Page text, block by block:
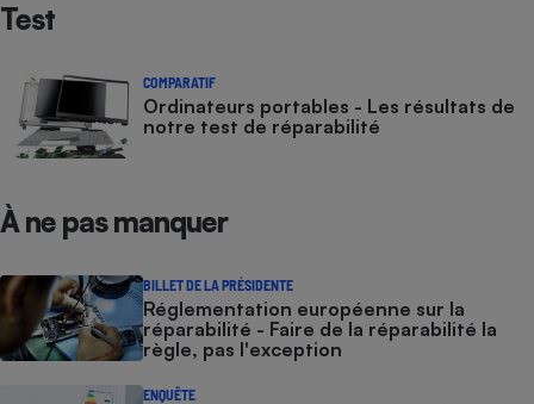
Test
COMPARATIF
Ordinateurs portables - Les résultats de
notre test de réparabilité
À ne pas manquer
BILLET DE LA PRÉSIDENTE
Réglementation européenne sur la
réparabilité - Faire de la réparabilité la
règle, pas l'exception
ENQUÊTE